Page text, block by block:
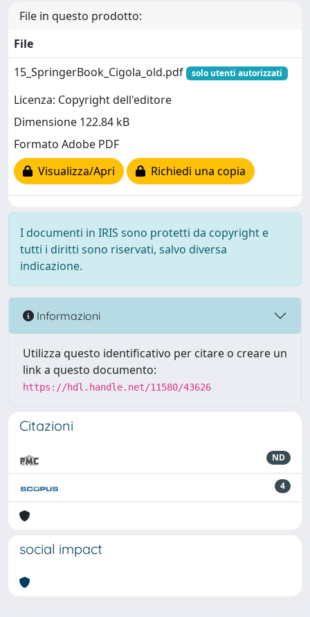
File in questo prodotto:
File
15_SpringerBook_Cigola_old.pdf
solo utenti autorizzati
Licenza: Copyright dell'editore
Dimensione 122.84 kB
Formato Adobe PDF
Visualizza/Apri
Richiedi una copia
I documenti in IRIS sono protetti da copyright e
tutti i diritti sono riservati, salvo diversa
indicazione.
Informazioni
Utilizza questo identificativo per citare o creare un
link a questo documento:
https://hdl.handle.net/11580/43626
Citazioni
ND
4
social impact